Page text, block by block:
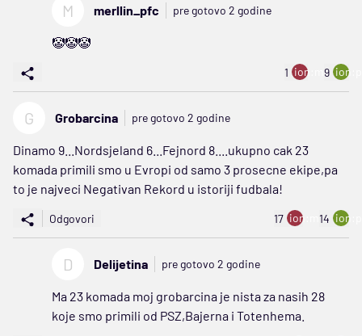
M merllin_pfc pre gotovo 2 godine
🤡🤡🤡
1 ion:minus
9
G Grobarcina pre gotovo 2 godine
Dinamo 9...Nordsjeland 6...Fejnord 8....ukupno cak 23
komada primili smo u Evropi od samo 3 prosecne ekipe,pa
to je najveci Negativan Rekord u istoriji fudbala!
Odgovori 17 ion:minus
14
D Delijetina pre gotovo 2 godine
Ma 23 komada moj grobarcina je nista za nasih 28
koje smo primili od PSZ,Bajerna i Totenhema.